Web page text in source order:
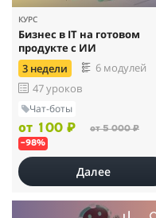
КУРС
Бизнес в IT на готовом
продукте с ИИ
3 недели
6 модулей
47 уроков
Чат-боты
от 100 ₽ от 5 000 ₽
–98%
Далее